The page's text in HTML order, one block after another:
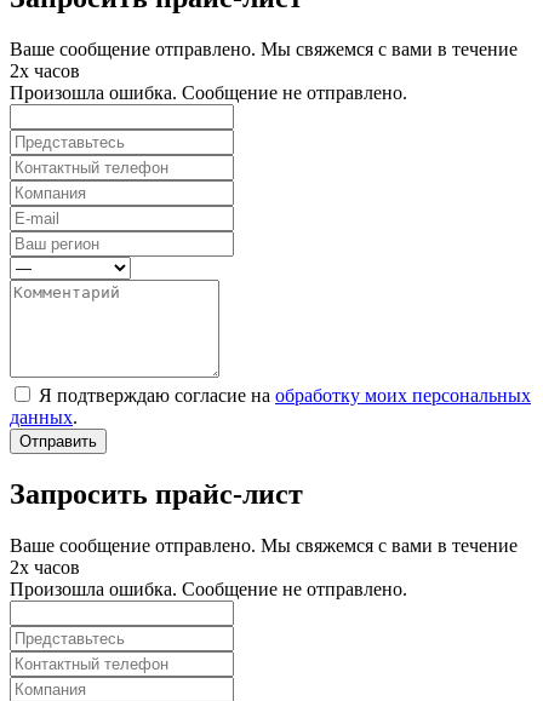
Ваше сообщение отправлено. Мы свяжемся с вами в течение
2х часов
Произошла ошибка. Сообщение не отправлено.
Я подтверждаю согласие на обработку моих персональных
данных.
Отправить
Запросить прайс-лист
Ваше сообщение отправлено. Мы свяжемся с вами в течение
2х часов
Произошла ошибка. Сообщение не отправлено.